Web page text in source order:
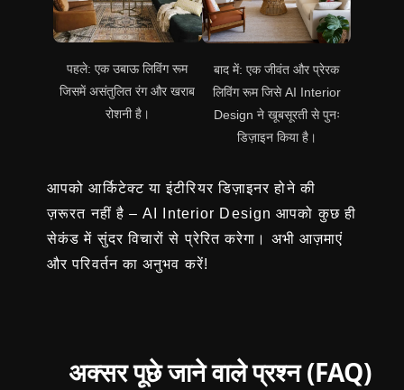
पहले: एक उबाऊ लिविंग रूम
जिसमें असंतुलित रंग और खराब
रोशनी है।
बाद में: एक जीवंत और प्रेरक
लिविंग रूम जिसे AI Interior
Design ने खूबसूरती से पुनः
डिज़ाइन किया है।
आपको आर्किटेक्ट या इंटीरियर डिज़ाइनर होने की
ज़रूरत नहीं है – AI Interior Design आपको कुछ ही
सेकंड में सुंदर विचारों से प्रेरित करेगा। अभी आज़माएं
और परिवर्तन का अनुभव करें!
अक्सर पूछे जाने वाले प्रश्न (FAQ)